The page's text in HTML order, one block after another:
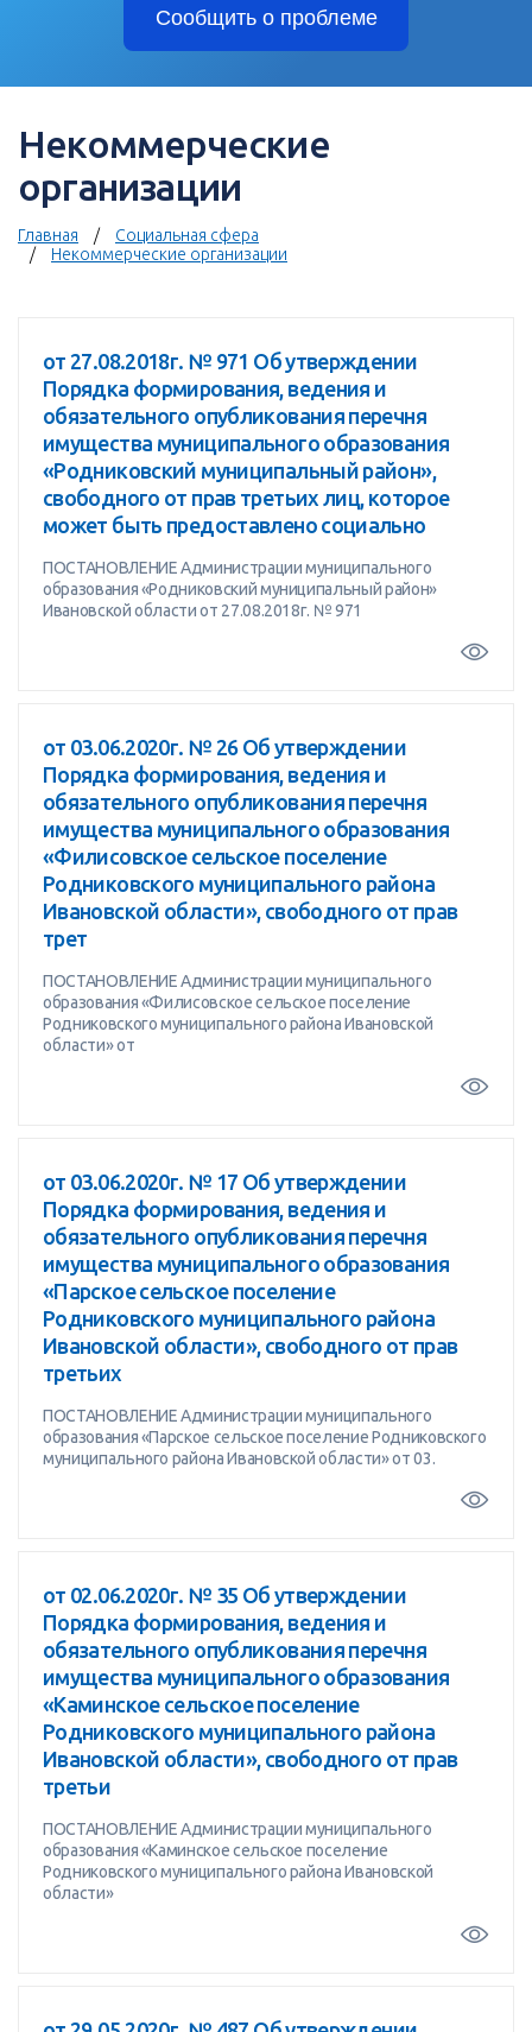
Сообщить о проблеме
Некоммерческие
организации
Главная
Социальная сфера
Некоммерческие организации
от 27.08.2018г. № 971 Об утверждении
Порядка формирования, ведения и
обязательного опубликования перечня
имущества муниципального образования
«Родниковский муниципальный район»,
свободного от прав третьих лиц, которое
может быть предоставлено социально
ПОСТАНОВЛЕНИЕ Администрации муниципального
образования «Родниковский муниципальный район»
Ивановской области от 27.08.2018г. № 971
от 03.06.2020г. № 26 Об утверждении
Порядка формирования, ведения и
обязательного опубликования перечня
имущества муниципального образования
«Филисовское сельское поселение
Родниковского муниципального района
Ивановской области», свободного от прав
трет
ПОСТАНОВЛЕНИЕ Администрации муниципального
образования «Филисовское сельское поселение
Родниковского муниципального района Ивановской
области» от
от 03.06.2020г. № 17 Об утверждении
Порядка формирования, ведения и
обязательного опубликования перечня
имущества муниципального образования
«Парское сельское поселение
Родниковского муниципального района
Ивановской области», свободного от прав
третьих
ПОСТАНОВЛЕНИЕ Администрации муниципального
образования «Парское сельское поселение Родниковского
муниципального района Ивановской области» от 03.
от 02.06.2020г. № 35 Об утверждении
Порядка формирования, ведения и
обязательного опубликования перечня
имущества муниципального образования
«Каминское сельское поселение
Родниковского муниципального района
Ивановской области», свободного от прав
третьи
ПОСТАНОВЛЕНИЕ Администрации муниципального
образования «Каминское сельское поселение
Родниковского муниципального района Ивановской
области»